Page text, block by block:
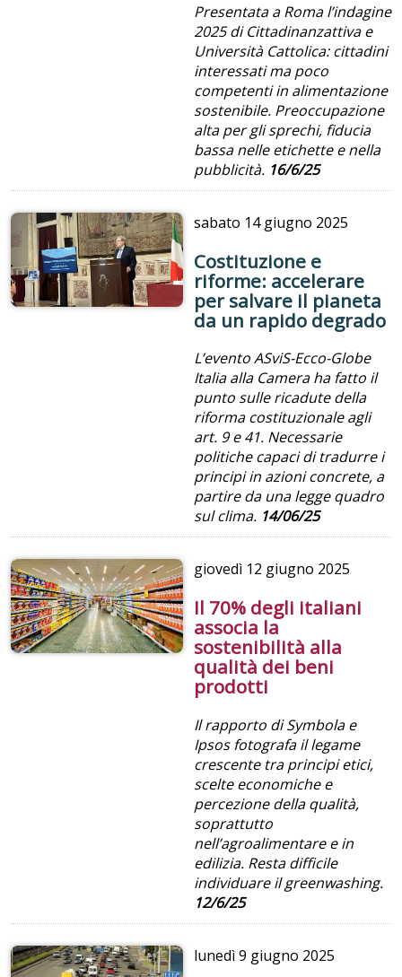
Presentata a Roma l’indagine
2025 di Cittadinanzattiva e
Università Cattolica: cittadini
interessati ma poco
competenti in alimentazione
sostenibile. Preoccupazione
alta per gli sprechi, fiducia
bassa nelle etichette e nella
pubblicità. 16/6/25
sabato 14 giugno 2025
Costituzione e
riforme: accelerare
per salvare il pianeta
da un rapido degrado
L’evento ASviS-Ecco-Globe
Italia alla Camera ha fatto il
punto sulle ricadute della
riforma costituzionale agli
art. 9 e 41. Necessarie
politiche capaci di tradurre i
principi in azioni concrete, a
partire da una legge quadro
sul clima. 14/06/25
giovedì 12 giugno 2025
Il 70% degli italiani
associa la
sostenibilità alla
qualità dei beni
prodotti
Il rapporto di Symbola e
Ipsos fotografa il legame
crescente tra principi etici,
scelte economiche e
percezione della qualità,
soprattutto
nell’agroalimentare e in
edilizia. Resta difficile
individuare il greenwashing.
12/6/25
lunedì9 giugno 2025